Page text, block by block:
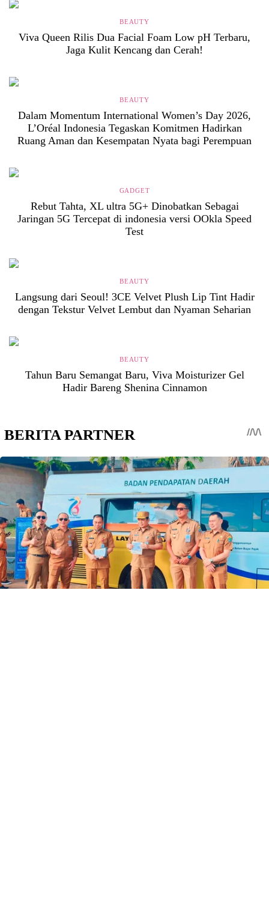
BEAUTY
Viva Queen Rilis Dua Facial Foam Low pH Terbaru,
Jaga Kulit Kencang dan Cerah!
BEAUTY
Dalam Momentum International Women’s Day 2026,
L’Oréal Indonesia Tegaskan Komitmen Hadirkan
Ruang Aman dan Kesempatan Nyata bagi Perempuan
GADGET
Rebut Tahta, XL ultra 5G+ Dinobatkan Sebagai
Jaringan 5G Tercepat di indonesia versi OOkla Speed
Test
BEAUTY
Langsung dari Seoul! 3CE Velvet Plush Lip Tint Hadir
dengan Tekstur Velvet Lembut dan Nyaman Seharian
BEAUTY
Tahun Baru Semangat Baru, Viva Moisturizer Gel
Hadir Bareng Shenina Cinnamon